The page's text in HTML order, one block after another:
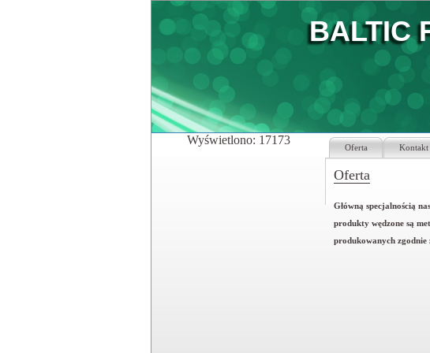
BALTIC
Wyświetlono: 17173
Oferta Kontakt
Oferta
Główną specjalnością
produkty wędzone są
produkowanych